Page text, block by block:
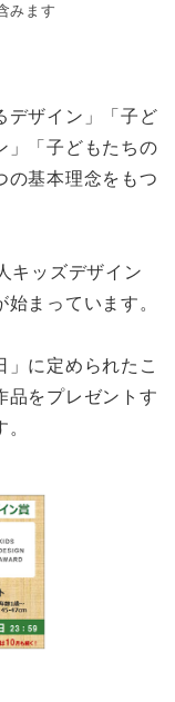
みます
デザイン」「子ど
」「子どもたちの
の基本理念をもつ
キッズデザイン
まっています。
に定められたこ
品をプレゼントす